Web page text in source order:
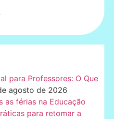
para Professores: O Que
agosto de 2026
as férias na Educação
para retomar a